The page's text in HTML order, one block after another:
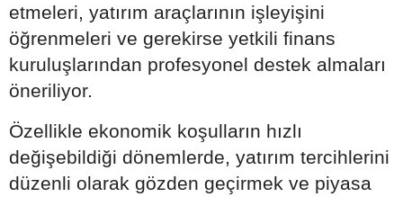
etmeleri, yatırım araçlarının işleyişini
öğrenmeleri ve gerekirse yetkili finans
kuruluşlarından profesyonel destek almaları
öneriliyor.
Özellikle ekonomik koşulların hızlı
değişebildiği dönemlerde, yatırım tercihlerini
düzenli olarak gözden geçirmek ve piyasa